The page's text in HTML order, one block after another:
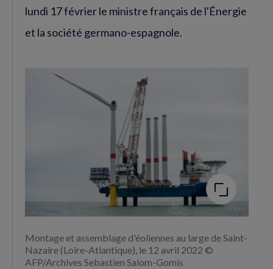
lundi 17 février le ministre français de l'Énergie
et la société germano-espagnole.
Agrandir
l'image
Montage et assemblage d'éoliennes au large de Saint-
Nazaire (Loire-Atlantique), le 12 avril 2022 ©
AFP/Archives Sebastien Salom-Gomis